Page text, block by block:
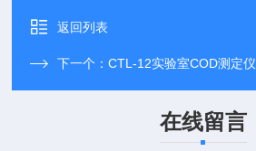
返回列表
下一个：CTL-12实验室COD测定仪
在线留言